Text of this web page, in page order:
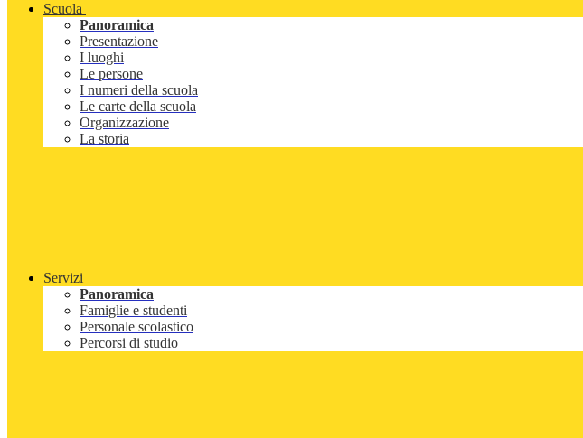
Scuola
Panoramica
Presentazione
I luoghi
Le persone
I numeri della scuola
Le carte della scuola
Organizzazione
La storia
Servizi
Panoramica
Famiglie e studenti
Personale scolastico
Percorsi di studio